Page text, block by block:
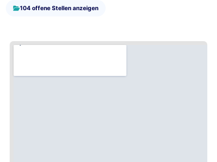
104 offene Stellen anzeigen